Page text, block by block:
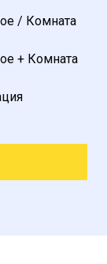
/ Комната
+ Комната